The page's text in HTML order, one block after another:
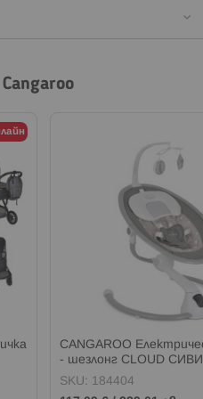
CANGAROO
- шезлонг CLOUD
SKU: 184404